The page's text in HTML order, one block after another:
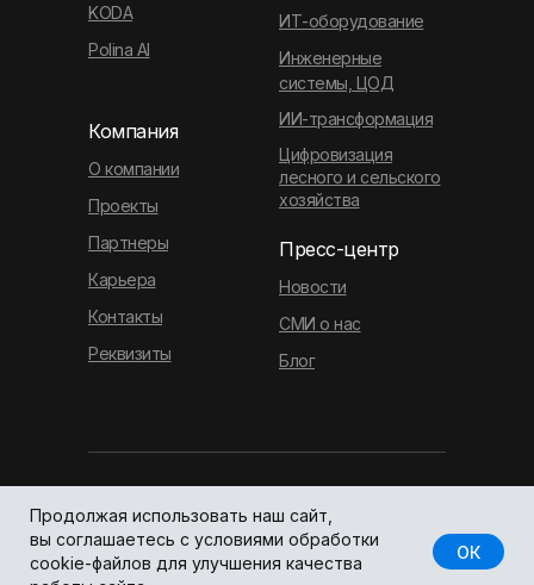
Компания
Контакты
Реквизиты
О компании
Проекты
Партнеры
Карьера
Пресс-центр
KODA
Polina AI
Новости
СМИ о нас
Цифровизация
лесного и сельского
хозяйства
ИТ-оборудование
Инженерные
системы, ЦОД
ИИ-трансформация
Блог
конфиденциальности
ITFB Group
Продолжая использовать наш сайт,
вы соглашаетесь с условиями обработки
cookie-файлов для улучшения качества
ОК